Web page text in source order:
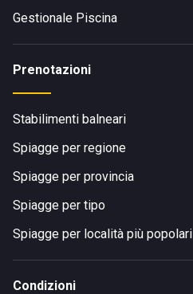
Gestionale Piscina
Prenotazioni
Stabilimenti balneari
Spiagge per regione
Spiagge per provincia
Spiagge per tipo
Spiagge per località più popolari
Condizioni